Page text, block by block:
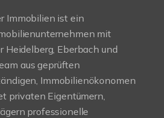
Immobilien ist ein
mit
Heidelberg, Eberbach und
aus geprüften
Immobilienökonomen
privaten Eigentümern,
professionelle